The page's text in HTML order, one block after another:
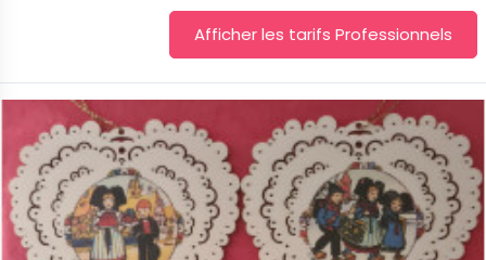
Afficher les tarifs Professionnels